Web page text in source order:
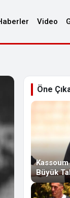
Video
Öne
Kassoum
Büyük